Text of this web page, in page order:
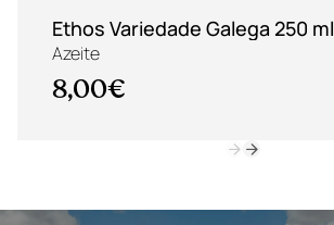
Ethos Variedade Galega 250 ml
Azeite
8,00€